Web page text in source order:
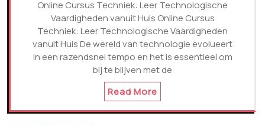
Online Cursus Techniek: Leer Technologische
Vaardigheden vanuit Huis Online Cursus
Techniek: Leer Technologische Vaardigheden
vanuit Huis De wereld van technologie evolueert
in een razendsnel tempo en het is essentieel om
bij te blijven met de
Read More